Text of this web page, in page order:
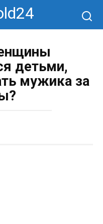
детьми,
мужика за